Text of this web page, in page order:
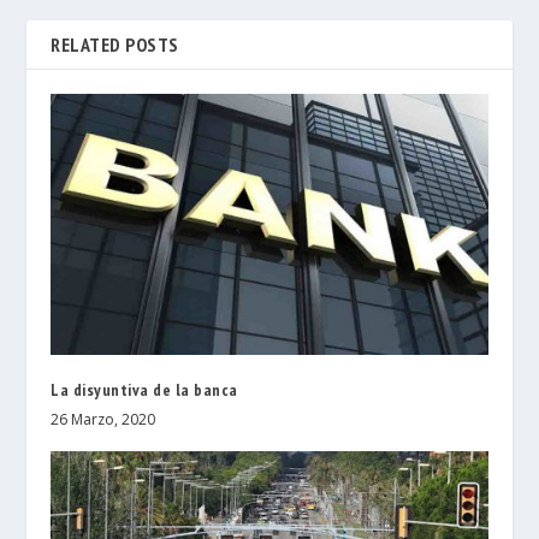
RELATED POSTS
La disyuntiva de la banca
26 Marzo, 2020